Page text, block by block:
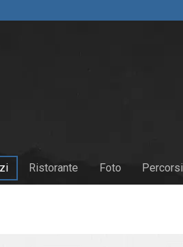
Ristorante Foto Percorsi